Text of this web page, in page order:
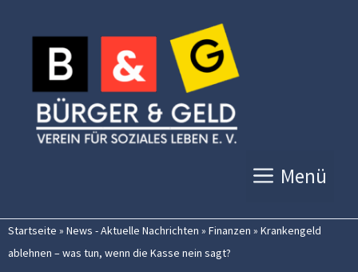
Inhalt
springen
Menü
Startseite » News - Aktuelle Nachrichten » Finanzen » Krankengeld
ablehnen – was tun, wenn die Kasse nein sagt?